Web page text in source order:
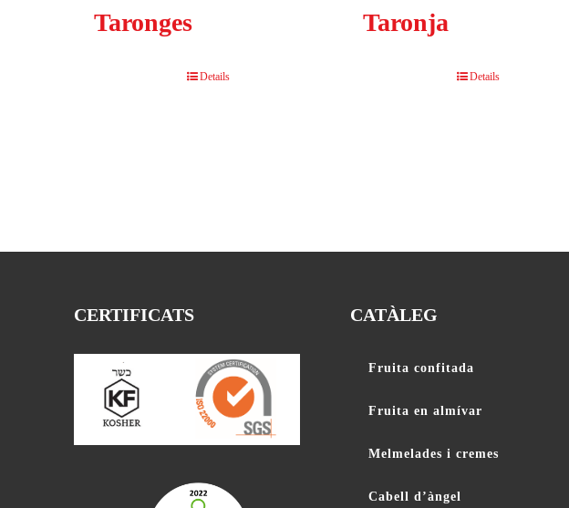
Taronges
Details
Taronja
Details
CERTIFICATS CATÀLEG
Fruita confitada
Fruita en almívar
Melmelades i cremes
Cabell d’àngel